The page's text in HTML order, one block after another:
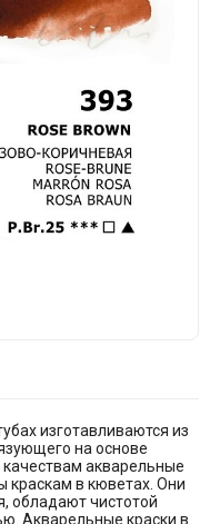
изготавливаются из
на основе
акварельные
краскам в кюветах. Они
обладают чистотой
Акварельные краски в